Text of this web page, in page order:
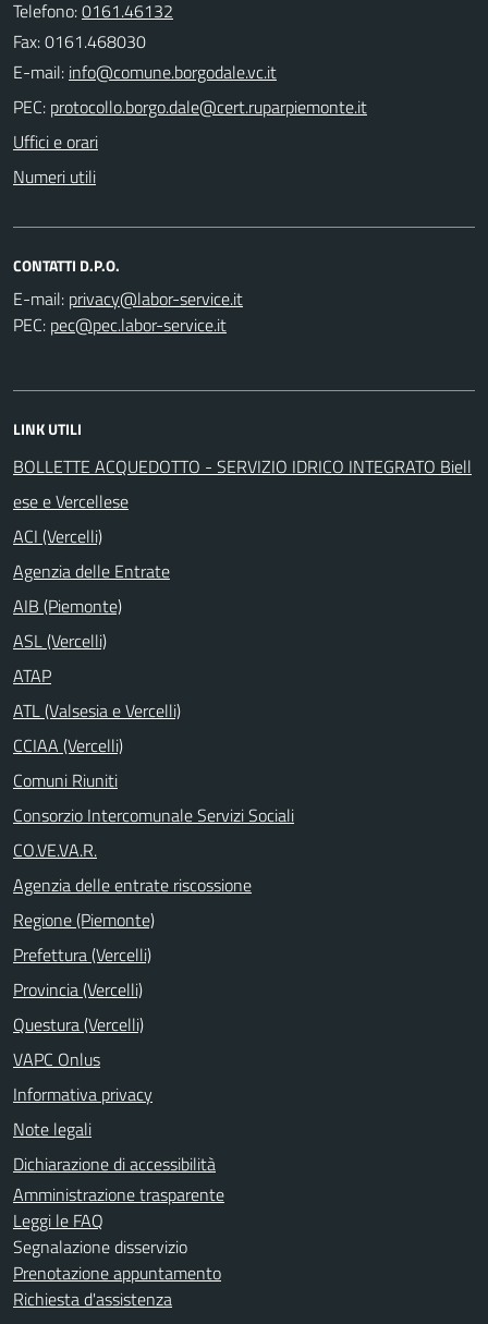
Telefono:0161.46132
Fax: 0161.468030
E-mail:
PEC:
Uffici e orari
Numeri utili
CONTATTI D.P.O.
E-mail:
PEC:
LINK UTILI
BOLLETTE ACQUEDOTTO - SERVIZIO IDRICO INTEGRATO Biell
ese e Vercellese
ACI (Vercelli)
Agenzia delle Entrate
AIB (Piemonte)
ASL (Vercelli)
ATAP
ATL (Valsesia e Vercelli)
CCIAA (Vercelli)
Comuni Riuniti
Consorzio Intercomunale Servizi Sociali
CO.VE.VA.R.
Agenzia delle entrate riscossione
Regione (Piemonte)
Prefettura (Vercelli)
Provincia (Vercelli)
Questura (Vercelli)
VAPC Onlus
Informativa privacy
Note legali
Dichiarazione di accessibilità
Amministrazione trasparente
Leggi le FAQ
Segnalazione disservizio
Prenotazione appuntamento
Richiesta d'assistenza